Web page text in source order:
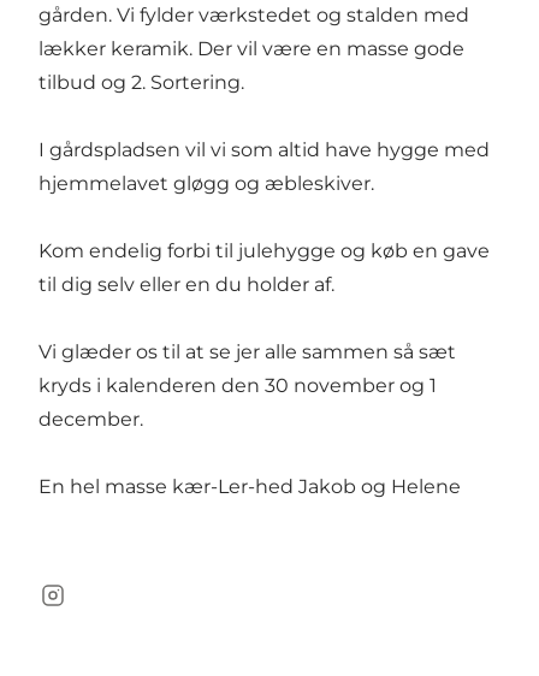
gården. Vi fylder værkstedet og stalden med
lækker keramik. Der vil være en masse gode
tilbud og 2. Sortering.
I gårdspladsen vil vi som altid have hygge med
hjemmelavet gløgg og æbleskiver.
Kom endelig forbi til julehygge og køb en gave
til dig selv eller en du holder af.
Vi glæder os til at se jer alle sammen så sæt
kryds i kalenderen den 30 november og 1
december.
En hel masse kær-Ler-hed Jakob og Helene
Instagram